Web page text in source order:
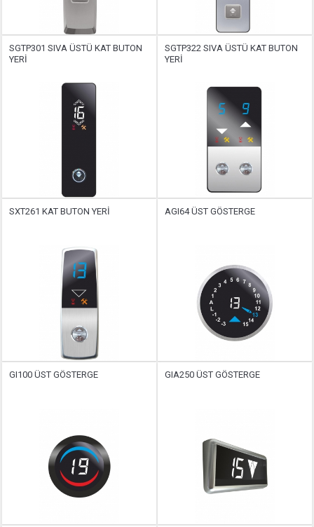
SGTP301 SIVA ÜSTÜ KAT BUTON
YERİ
SGTP322 SIVA ÜSTÜ KAT BUTON
YERİ
SXT261 KAT BUTON YERİ AGI64 ÜST GÖSTERGE
GI100 ÜST GÖSTERGE GIA250 ÜST GÖSTERGE